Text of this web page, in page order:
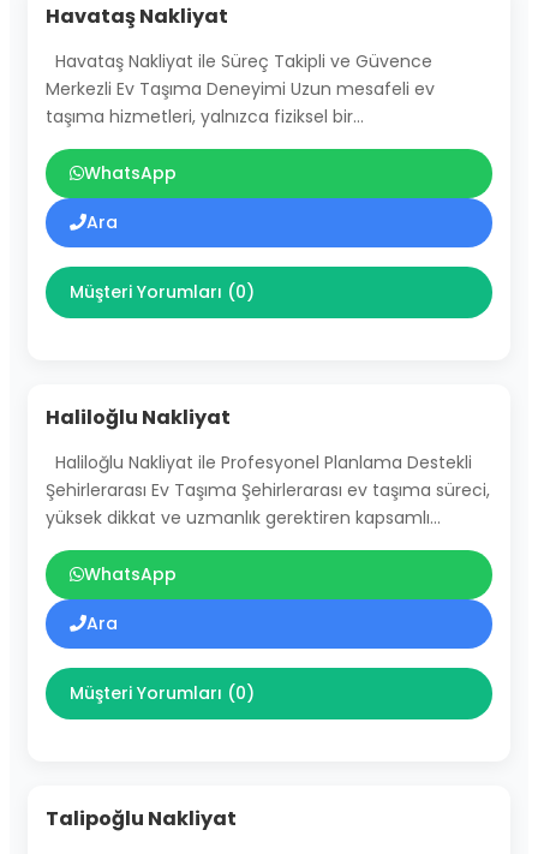
Havataş Nakliyat
Havataş Nakliyat ile Süreç Takipli ve Güvence
Merkezli Ev Taşıma Deneyimi Uzun mesafeli ev
taşıma hizmetleri, yalnızca fiziksel bir…
WhatsApp
Ara
Müşteri Yorumları (0)
Haliloğlu Nakliyat
Haliloğlu Nakliyat ile Profesyonel Planlama Destekli
Şehirlerarası Ev Taşıma Şehirlerarası ev taşıma süreci,
yüksek dikkat ve uzmanlık gerektiren kapsamlı…
WhatsApp
Ara
Müşteri Yorumları (0)
Talipoğlu Nakliyat